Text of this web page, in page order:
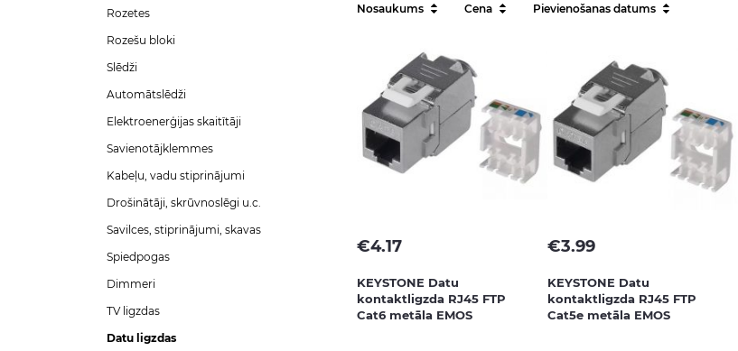
Rozetes
Rozešu bloki
Slēdži
Automātslēdži
Elektroenerģijas skaitītāji
Savienotājklemmes
Kabeļu, vadu stiprinājumi
Drošinātāji, skrūvnoslēgi u.c.
Savilces, stiprinājumi, skavas
Spiedpogas
Dimmeri
TV ligzdas
Datu ligzdas
Nosaukums Cena Pievienošanas datums
€4.17
KEYSTONE Datu
kontaktligzda RJ45 FTP
Cat6 metāla EMOS
€3.99
KEYSTONE Datu
kontaktligzda RJ45 FTP
Cat5e metāla EMOS